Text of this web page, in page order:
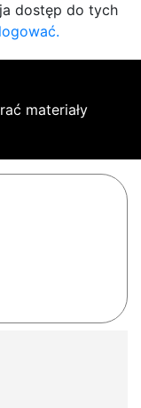
dostęp do tych
materiały